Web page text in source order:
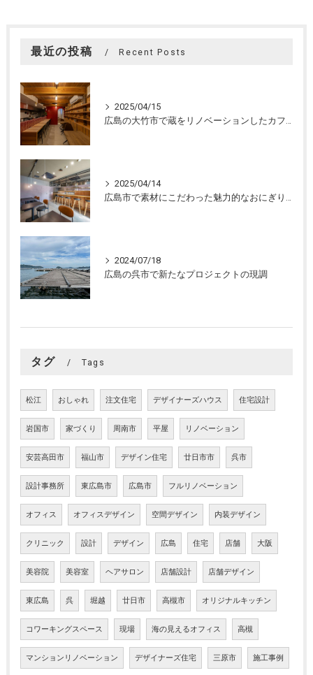
最近の投稿 Recent Posts
2025/04/15
2025/04/14
2024/07/18
広島の呉市で新たなプロジェクトの現調
タグ Tags
松江 おしゃれ 注文住宅 デザイナーズハウス 住宅設計
岩国市 家づくり 周南市 平屋 リノベーション
安芸高田市 福山市 デザイン住宅 廿日市市 呉市
設計事務所 東広島市 広島市 フルリノベーション
オフィス オフィスデザイン 空間デザイン 内装デザイン
クリニック 設計 デザイン 広島 住宅 店舗 大阪
美容院 美容室 ヘアサロン 店舗設計 店舗デザイン
東広島 呉 堀越 廿日市 高槻市 オリジナルキッチン
コワーキングスペース 現場 海の見えるオフィス 高槻
マンションリノベーション デザイナーズ住宅 三原市 施工事例